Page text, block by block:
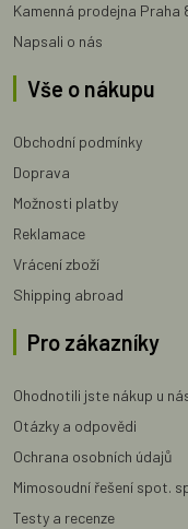
Kamenná prodejna Praha
Napsali o nás
Vše o nákupu
Obchodní podmínky
Doprava
Možnosti platby
Reklamace
Vrácení zboží
Shipping abroad
Pro zákazníky
Ohodnotili jste nákup u
Otázky a odpovědi
Ochrana osobních údajů
Mimosoudní řešení spot.
Testy a recenze